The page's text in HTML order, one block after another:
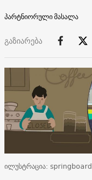
პარტნიორული მასალა
გაზიარება
ილუსტრაცია: springboard